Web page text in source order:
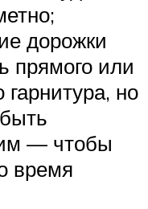
дорожки
прямого или
гарнитура, но
— чтобы
время